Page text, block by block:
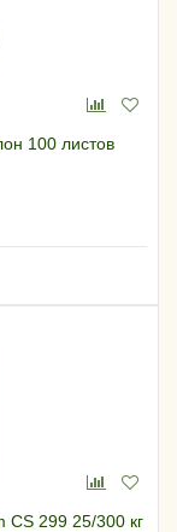
100 листов
CS 299 25/300 кг